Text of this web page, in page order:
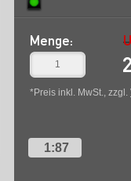
Menge:
*Preis inkl. MwSt., zzgl.
1:87